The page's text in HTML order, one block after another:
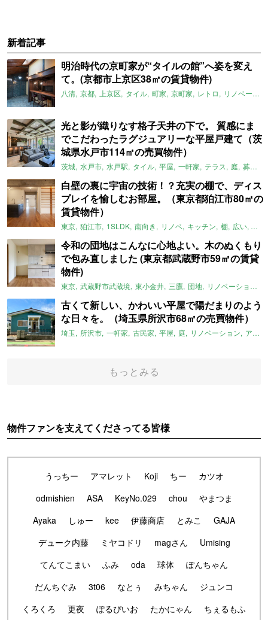
新着記事
明治時代の京町家が“タイルの館”へ姿を変え
て。(京都市上京区38㎡の賃貸物件)
八清 京都 上京区 タイル 町家 京町家 レトロ リノベーション
光と影が織りなす格子天井の下で。 質感にま
でこだわったラグジュアリーな平屋戸建て（茨
城県水戸市114㎡の売買物件）
茨城 水戸市 水戸駅 タイル 平屋 一軒家 テラス 庭 募集中
白壁の裏に宇宙の技術！？充実の棚で、ディス
プレイを愉しむお部屋。（東京都狛江市80㎡の
賃貸物件）
東京 狛江市 1SLDK 南向き リノベ キッチン 棚 広い ガイ
令和の団地はこんなに心地よい。木のぬくもり
で包み直しました (東京都武蔵野市59㎡の賃貸
物件)
東京 武蔵野市武蔵境 東小金井 三鷹 団地 リノベーション
古くて新しい、かわいい平屋で陽だまりのよう
な日々を。（埼玉県所沢市68㎡の売買物件）
埼玉 所沢市 一軒家 古民家 平屋 庭 リノベーション アメリカンハウス
もっとみる
物件ファンを支えてくださってる皆様
うっちー アマレット Koji ちー
カツオ
odmishien
ASA KeyNo.029 chou
やまつま
Ayaka
しゅー kee 伊藤商店 とみこ
GAJA
デューク内藤
ミヤコドリ magさん
Umising
てんてこまい
ふみ oda 球体
ぽんちゃん
だんちぐみ
3t06 なとぅ みちゃん
ジュンコ
くろくろ
更夜 ぽるぴいお たかにゃん
ちぇるもふ